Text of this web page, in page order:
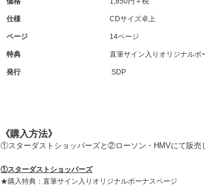
仕様 CDサイズ卓上
ページ 14ページ
特典 直筆サイン入りオリジナルボ
発行 SDP
《購入方法》
①スターダストショッパーズと②ローソン・HMVにて販売
①スターダストショッパーズ
★購入特典：直筆サイン入りオリジナルボーナスページ